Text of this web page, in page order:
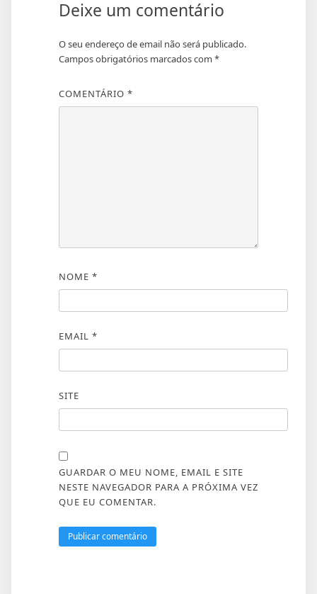
Deixe um comentário
O seu endereço de email não será publicado.
Campos obrigatórios marcados com *
COMENTÁRIO *
NOME *
EMAIL *
SITE
GUARDAR O MEU NOME, EMAIL E SITE
NESTE NAVEGADOR PARA A PRÓXIMA VEZ
QUE EU COMENTAR.